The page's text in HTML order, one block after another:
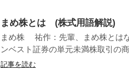
まめ株とは (株式用語解説)
まめ株 祐作：先輩、まめ株とは
ンベスト証券の単元未満株取引の
記事を読む